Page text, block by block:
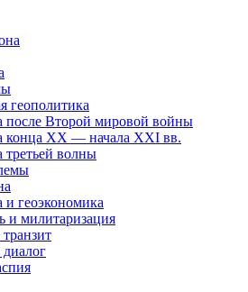
геополитика
после Второй мировой войны
конца XX — начала XXI вв.
третьей волны
и геоэкономика
и милитаризация